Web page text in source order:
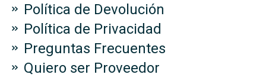
Política de Devolución
Política de Privacidad
Preguntas Frecuentes
Quiero ser Proveedor